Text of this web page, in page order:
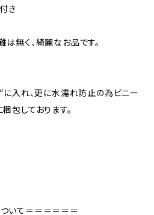
き
無く、綺麗なお品です。
入れ、更に水濡れ防止の為ビニー
包しております。
いて＝＝＝＝＝＝